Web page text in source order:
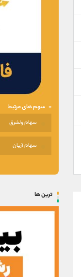
سهم های مرتبط
سهام ولشرق
سهام آریان
ترین ها